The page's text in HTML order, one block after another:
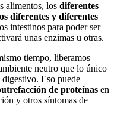
alimentos, los diferentes
diferentes y diferentes
intestinos para poder ser
unas enzimas u otras.
tiempo, liberamos
neutro que lo único
Eso puede
de proteínas en
y otros síntomas de